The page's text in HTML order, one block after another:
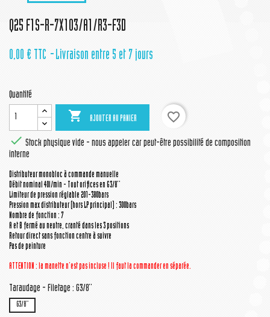
Q25 F1S-R-7X103/A1/R3-F3D
0,00 € TTC Livraison entre 5 et 7 jours
Quantité
 AJOUTER AU PANIER
favorite_border
 Stock physique vide - nous appeler car peut-être possibilité de composition
interne
Distributeur monobloc à commande manuelle
Débit nominal 40l/min - Tout orifices en G3/8''
Limiteur de pression réglable 201-380bars
Pression max distributeur (hors LP principal) : 300bars
Nombre de fonction : 7
A et B fermé au neutre, cranté dans les 3 positions
Retour direct sans fonction centre à suivre
Pas de peinture
ATTENTION : la manette n'est pas incluse ! Il faut la commander en séparée.
Taraudage - Filetage : G3/8''
G3/8''